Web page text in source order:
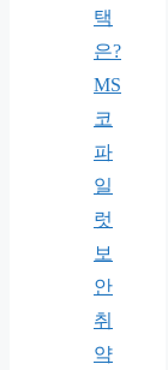
택
은?
MS
코
파
일
럿
보
안
취
약